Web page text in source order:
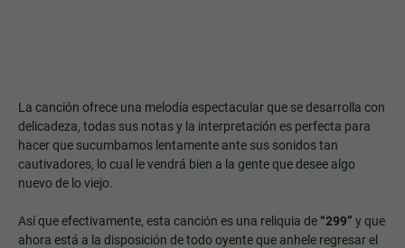
La canción ofrece una melodía espectacular que se desarrolla con
delicadeza, todas sus notas y la interpretación es perfecta para
hacer que sucumbamos lentamente ante sus sonidos tan
cautivadores, lo cual le vendrá bien a la gente que desee algo
nuevo de lo viejo.
Así que efectivamente, esta canción es una reliquia de “299” y que
ahora está a la disposición de todo oyente que anhele regresar el